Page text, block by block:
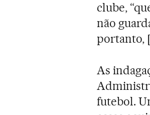
clube,
não
portanto,
As
futebol.